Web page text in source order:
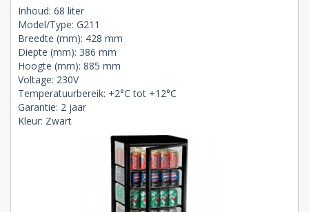
Inhoud: 68 liter
Model/Type: G211
Breedte (mm): 428 mm
Diepte (mm): 386 mm
Hoogte (mm): 885 mm
Voltage: 230V
Temperatuurbereik: +2°C tot +12°C
Garantie: 2 jaar
Kleur: Zwart